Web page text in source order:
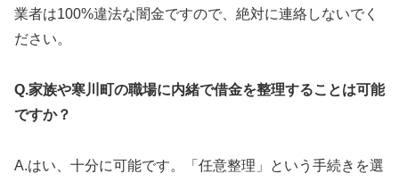
業者は100%違法な闇金ですので、絶対に連絡しないでく
ださい。
Q.家族や寒川町の職場に内緒で借金を整理することは可能
ですか？
A.はい、十分に可能です。「任意整理」という手続きを選